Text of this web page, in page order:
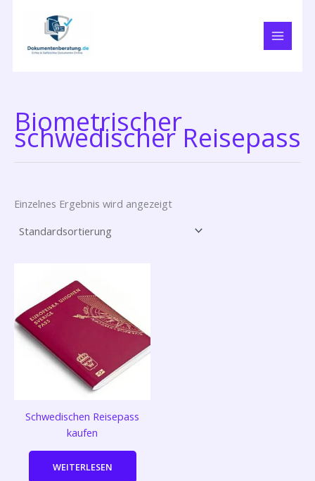
Biometrischer
schwedischer Reisepass
Einzelnes Ergebnis wird angezeigt
Schwedischen Reisepass
kaufen
WEITERLESEN